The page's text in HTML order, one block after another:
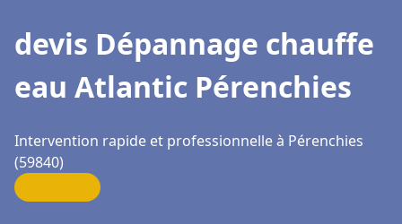
devis Dépannage chauffe
eau Atlantic Pérenchies
Intervention rapide et professionnelle à Pérenchies
(59840)